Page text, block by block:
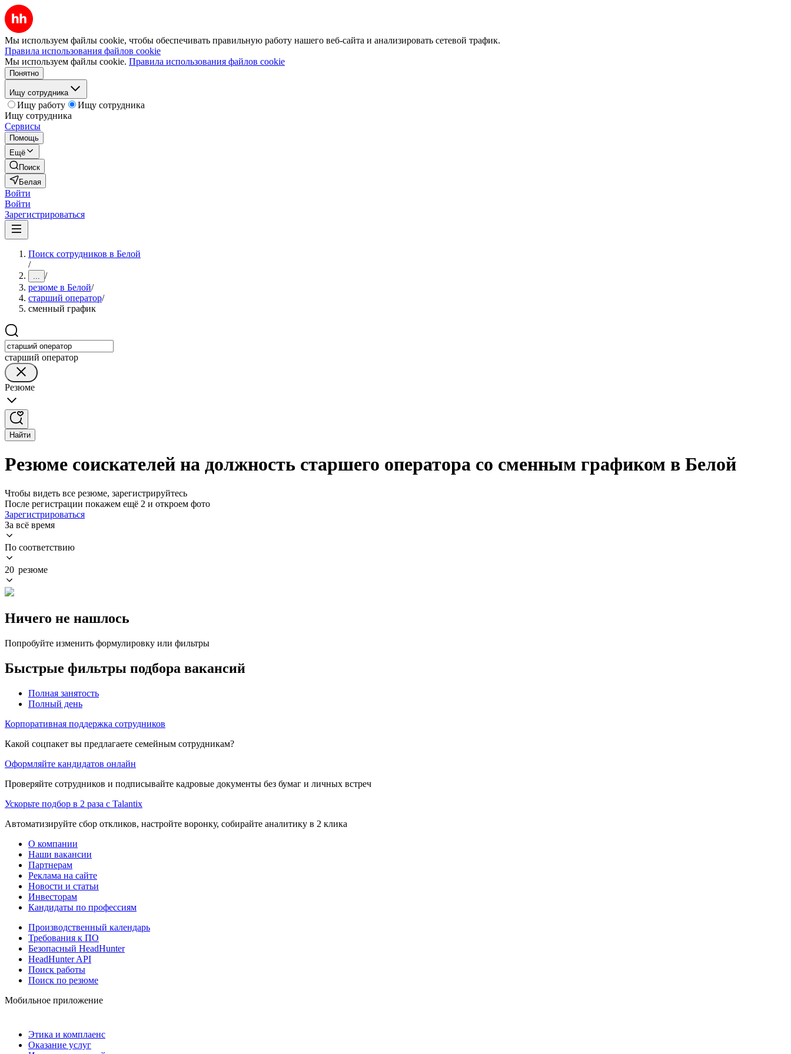
Мы используем файлы cookie, чтобы обеспечивать правильную работу нашего веб-сайта и анализировать сетевой трафик.
Правила использования файлов cookie
Мы используем файлы cookie. Правила использования файлов cookie
Понятно
Ищу сотрудника
Ищу работу
Ищу сотрудника
Ищу сотрудника
Сервисы
Помощь
Ещё
Поиск
Белая
Войти
Войти
Зарегистрироваться
Поиск сотрудников в Белой
/
... /
резюме в Белой/
старший оператор/
сменный график
старший оператор
Резюме
Найти
Резюме соискателей на должность старшего оператора со сменным графиком в Белой
Чтобы видеть все резюме, зарегистрируйтесь
После регистрации покажем ещё 2 и откроем фото
Зарегистрироваться
За всё время
По соответствию
20 резюме
Ничего не нашлось
Попробуйте изменить формулировку или фильтры
Быстрые фильтры подбора вакансий
Полная занятость
Полный день
Корпоративная поддержка сотрудников
Какой соцпакет вы предлагаете семейным сотрудникам?
Оформляйте кандидатов онлайн
Проверяйте сотрудников и подписывайте кадровые документы без бумаг и личных встреч
Ускорьте подбор в 2 раза с Talantix
Автоматизируйте сбор откликов, настройте воронку, собирайте аналитику в 2 клика
О компании
Наши вакансии
Партнерам
Реклама на сайте
Новости и статьи
Инвесторам
Кандидаты по профессиям
Производственный календарь
Требования к ПО
Безопасный HeadHunter
HeadHunter API
Поиск работы
Поиск по резюме
Мобильное приложение
Этика и комплаенс
Оказание услуг